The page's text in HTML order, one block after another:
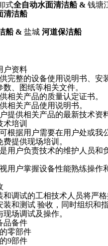
式全自动水面清洁船& 钱塘
清洁船
船& 盐城 河道保洁船
户资料
完整的设备使用说明书、安
、图纸等相关文件。
相关产品的质量认定证书。
相关产品使用说明书。
提供相关产品的最新技术资
术培训
根据用户需要在用户处或我
提供现场培训。
用户负责技术的维护人员和
用户掌握设备性能熟练操作
和调试的工相技术人员将严
装和测试 验收，同时组织和
场调试及操作。
品备件
零部件
9部件